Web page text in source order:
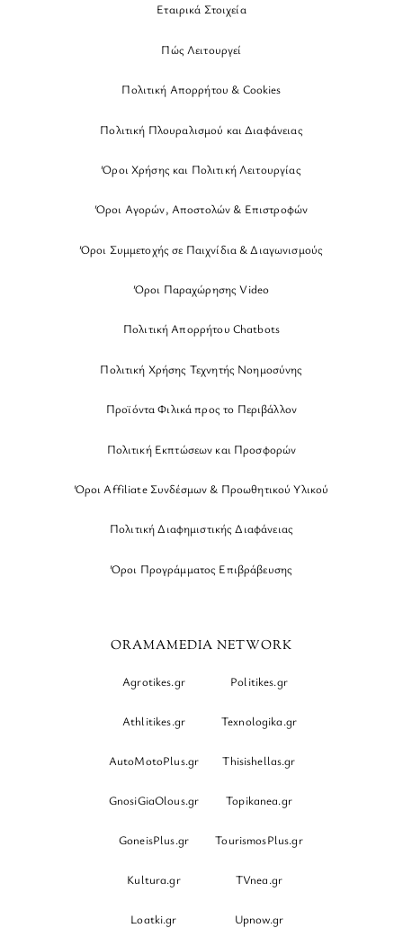
Εταιρικά Στοιχεία
Πώς Λειτουργεί
Πολιτική Απορρήτου & Cookies
Πολιτική Πλουραλισμού και Διαφάνειας
Όροι Χρήσης και Πολιτική Λειτουργίας
Όροι Αγορών, Αποστολών & Επιστροφών
Όροι Συμμετοχής σε Παιχνίδια & Διαγωνισμούς
Όροι Παραχώρησης Video
Πολιτική Απορρήτου Chatbots
Πολιτική Χρήσης Τεχνητής Νοημοσύνης
Προϊόντα Φιλικά προς το Περιβάλλον
Πολιτική Εκπτώσεων και Προσφορών
Όροι Affiliate Συνδέσμων & Προωθητικού Υλικού
Πολιτική Διαφημιστικής Διαφάνειας
Όροι Προγράμματος Επιβράβευσης
ORAMAMEDIA NETWORK
Agrotikes.gr Politikes.gr
Athlitikes.gr Texnologika.gr
AutoMotoPlus.gr Thisishellas.gr
GnosiGiaOlous.gr Topikanea.gr
GoneisPlus.gr TourismosPlus.gr
Kultura.gr TVnea.gr
Loatki.gr Upnow.gr